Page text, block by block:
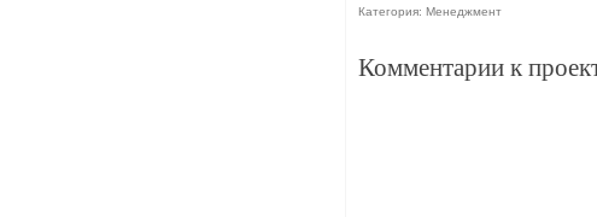
Категория: Менеджмент
Комментарии к